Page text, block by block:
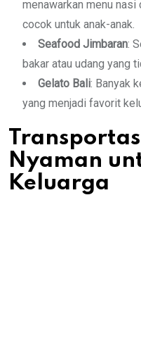
menawarkan menu
cocok untuk anak-anak.
Seafood Jimbaran:
bakar atau udang yang
Gelato Bali: Banyak
yang menjadi favorit
Nyaman
Keluarga